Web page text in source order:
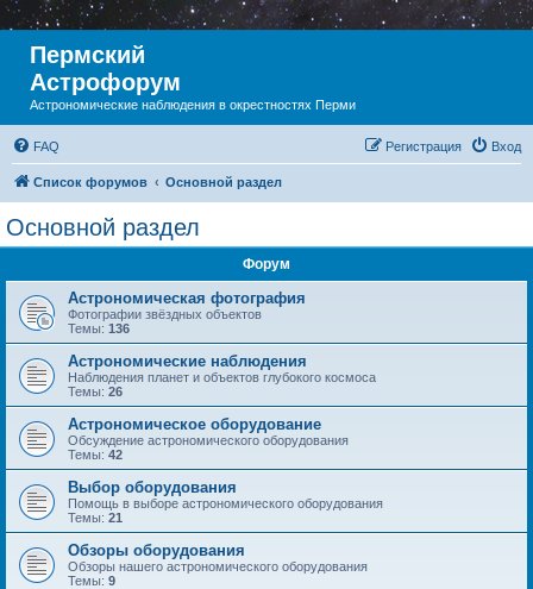
Пермский
Астрофорум
Астрономические наблюдения в окрестностях Перми
FAQ Вход
Регистрация
Список форумов Основной раздел
Основной раздел
Форум
Астрономическая фотография
Фотографии звёздных объектов
Темы: 136
Астрономические наблюдения
Наблюдения планет и объектов глубокого космоса
Темы: 26
Астрономическое оборудование
Обсуждение астрономического оборудования
Темы: 42
Выбор оборудования
Помощь в выборе астрономического оборудования
Темы: 21
Обзоры оборудования
Обзоры нашего астрономического оборудования
Темы: 9